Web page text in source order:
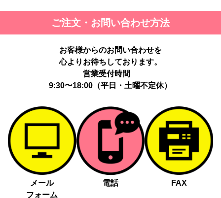
ご注文・お問い合わせ方法
お客様からのお問い合わせを
心よりお待ちしております。
営業受付時間
9:30〜18:00（平日・土曜不定休）
メール
フォーム
電話 FAX